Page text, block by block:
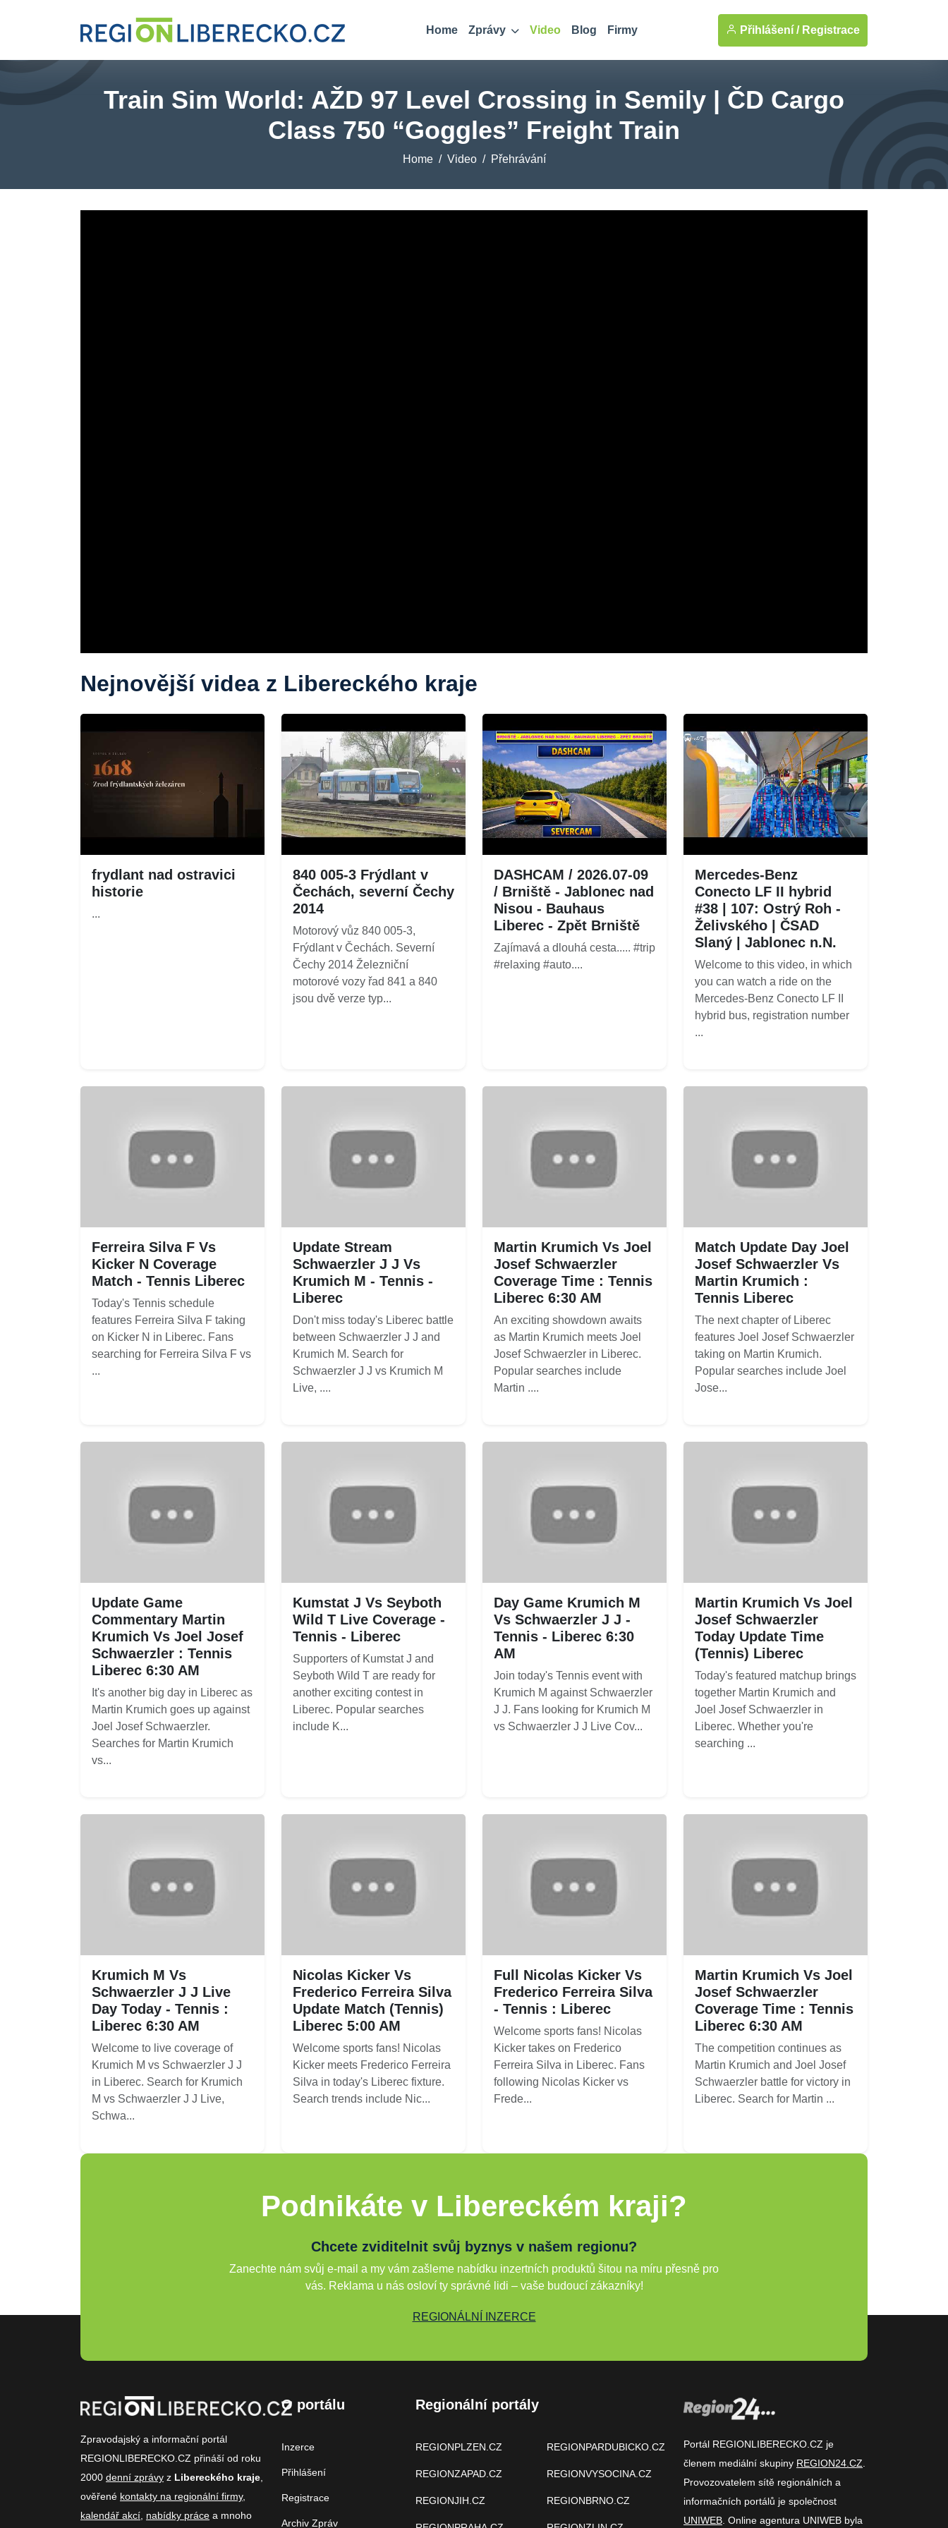
Home Zprávy Video Blog Firmy Přihlášení / Registrace
Train Sim World: AŽD 97 Level Crossing in Semily | ČD Cargo
Class 750 “Goggles” Freight Train
Home Video Přehrávání
Nejnovější videa z Libereckého kraje
frydlant nad ostravici
historie
...
840 005-3 Frýdlant v
Čechách, severní Čechy
2014
Motorový vůz 840 005-3,
Frýdlant v Čechách. Severní
Čechy 2014 Železniční
motorové vozy řad 841 a 840
jsou dvě verze typ...
DASHCAM / 2026.07-09
/ Brniště - Jablonec nad
Nisou - Bauhaus
Liberec - Zpět Brniště
Zajímavá a dlouhá cesta..... #trip
#relaxing #auto....
Mercedes-Benz
Conecto LF II hybrid
#38 | 107: Ostrý Roh -
Želivského | ČSAD
Slaný | Jablonec n.N.
Welcome to this video, in which
you can watch a ride on the
Mercedes-Benz Conecto LF II
hybrid bus, registration number
...
Ferreira Silva F Vs
Kicker N Coverage
Match - Tennis Liberec
Today's Tennis schedule
features Ferreira Silva F taking
on Kicker N in Liberec. Fans
searching for Ferreira Silva F vs
...
Update Stream
Schwaerzler J J Vs
Krumich M - Tennis -
Liberec
Don't miss today's Liberec battle
between Schwaerzler J J and
Krumich M. Search for
Schwaerzler J J vs Krumich M
Live, ....
Martin Krumich Vs Joel
Josef Schwaerzler
Coverage Time : Tennis
Liberec 6:30 AM
An exciting showdown awaits
as Martin Krumich meets Joel
Josef Schwaerzler in Liberec.
Popular searches include
Martin ....
Match Update Day Joel
Josef Schwaerzler Vs
Martin Krumich :
Tennis Liberec
The next chapter of Liberec
features Joel Josef Schwaerzler
taking on Martin Krumich.
Popular searches include Joel
Jose...
Update Game
Commentary Martin
Krumich Vs Joel Josef
Schwaerzler : Tennis
Liberec 6:30 AM
It's another big day in Liberec as
Martin Krumich goes up against
Joel Josef Schwaerzler.
Searches for Martin Krumich
vs...
Kumstat J Vs Seyboth
Wild T Live Coverage -
Tennis - Liberec
Supporters of Kumstat J and
Seyboth Wild T are ready for
another exciting contest in
Liberec. Popular searches
include K...
Day Game Krumich M
Vs Schwaerzler J J -
Tennis - Liberec 6:30
AM
Join today's Tennis event with
Krumich M against Schwaerzler
J J. Fans looking for Krumich M
vs Schwaerzler J J Live Cov...
Martin Krumich Vs Joel
Josef Schwaerzler
Today Update Time
(Tennis) Liberec
Today's featured matchup brings
together Martin Krumich and
Joel Josef Schwaerzler in
Liberec. Whether you're
searching ...
Krumich M Vs
Schwaerzler J J Live
Day Today - Tennis :
Liberec 6:30 AM
Welcome to live coverage of
Krumich M vs Schwaerzler J J
in Liberec. Search for Krumich
M vs Schwaerzler J J Live,
Schwa...
Nicolas Kicker Vs
Frederico Ferreira Silva
Update Match (Tennis)
Liberec 5:00 AM
Welcome sports fans! Nicolas
Kicker meets Frederico Ferreira
Silva in today's Liberec fixture.
Search trends include Nic...
Full Nicolas Kicker Vs
Frederico Ferreira Silva
- Tennis : Liberec
Welcome sports fans! Nicolas
Kicker takes on Frederico
Ferreira Silva in Liberec. Fans
following Nicolas Kicker vs
Frede...
Martin Krumich Vs Joel
Josef Schwaerzler
Coverage Time : Tennis
Liberec 6:30 AM
The competition continues as
Martin Krumich and Joel Josef
Schwaerzler battle for victory in
Liberec. Search for Martin ...
Podnikáte v Libereckém kraji?
Chcete zviditelnit svůj byznys v našem regionu?
Zanechte nám svůj e-mail a my vám zašleme nabídku inzertních produktů šitou na míru přesně pro
vás. Reklama u nás osloví ty správné lidi – vaše budoucí zákazníky!
REGIONÁLNÍ INZERCE
Zpravodajský a informační portál
REGIONLIBERECKO.CZ přináší od roku
2000 denní zprávy z Libereckého kraje
ověřené kontakty na regionální firmy,
kalendář akcí nabídky práce a mnoho
O portálu
Inzerce
Přihlášení
Registrace
Archiv Zpráv
Regionální portály
REGIONPLZEN.CZ
REGIONZAPAD.CZ
REGIONJIH.CZ
REGIONPARDUBICKO.CZ
REGIONVYSOCINA.CZ
REGIONBRNO.CZ
Portál REGIONLIBERECKO.CZ je
členem mediální skupiny REGION24.CZ
Provozovatelem sítě regionálních a
informačních portálů je společnost
UNIWEB . Online agentura UNIWEB byla